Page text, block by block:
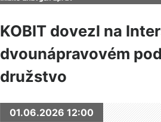
KOBIT dovezl na
dvounápravovém
družstvo
01.06.2026 12:00